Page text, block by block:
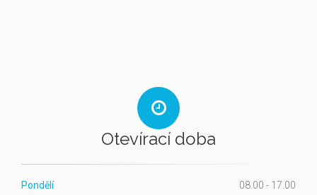
Otevírací doba
Pondělí 08.00 - 17.00